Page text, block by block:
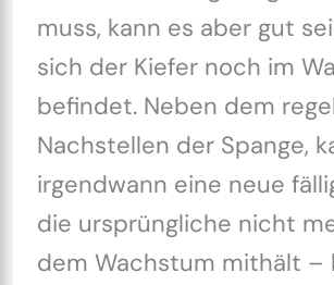
muss, kann es aber gut
sich der Kiefer noch im
befindet. Neben dem
Nachstellen der Spange,
irgendwann eine neue
die ursprüngliche nicht
dem Wachstum mithält –